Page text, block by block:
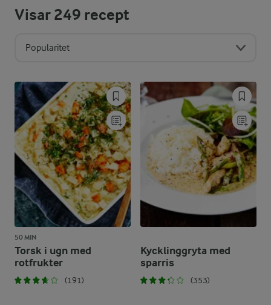
Visar249 recept
Popularitet
50 MIN
Torsk i ugn med
rotfrukter
(191)
Kycklinggryta med
sparris
(353)